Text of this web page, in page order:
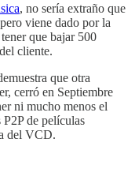
, no sería extraño que
viene dado por la
que bajar 500
cliente.
que otra
cerró en Septiembre
ni mucho menos el
P2P de películas
del VCD.